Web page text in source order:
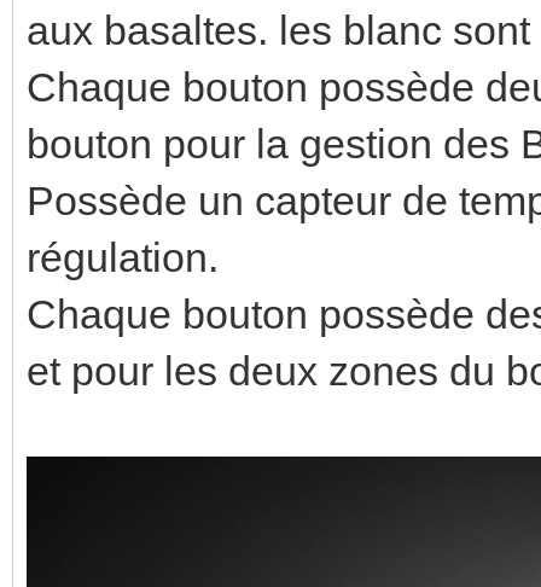
aux basaltes. les blanc
Chaque bouton possède
bouton pour la gestion des
Possède un capteur de
régulation.
Chaque bouton possède
et pour les deux zones du